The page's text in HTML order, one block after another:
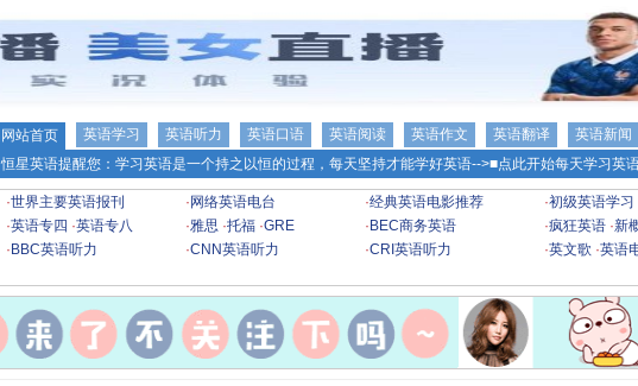
网站首页 英语学习 英语听力 英语口语 英语阅读 英语作文 英语翻译 英语新闻
恒星英语提醒您：学习英语是一个持之以恒的过程，每天坚持才能学好英语-->■点此开始每天学习英
·世界主要英语报刊 · 网络英语电台 ·经典英语电影推荐 ·初级英语学习
·英语专四 ·英语专八 ·雅思 ·托福 ·GRE · BEC商务英语 ·疯狂英语 ·新
· BBC英语听力 ·CNN英语听力 ·CRI英语听力 ·英文歌 ·英语